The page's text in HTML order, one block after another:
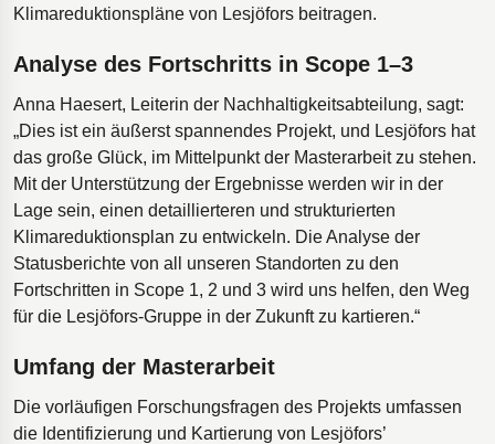
Klimareduktionspläne von Lesjöfors beitragen.
Analyse des Fortschritts in Scope 1–3
Anna Haesert, Leiterin der Nachhaltigkeitsabteilung, sagt:
„Dies ist ein äußerst spannendes Projekt, und Lesjöfors hat
das große Glück, im Mittelpunkt der Masterarbeit zu stehen.
Mit der Unterstützung der Ergebnisse werden wir in der
Lage sein, einen detaillierteren und strukturierten
Klimareduktionsplan zu entwickeln. Die Analyse der
Statusberichte von all unseren Standorten zu den
Fortschritten in Scope 1, 2 und 3 wird uns helfen, den Weg
für die Lesjöfors-Gruppe in der Zukunft zu kartieren.“
Umfang der Masterarbeit
Die vorläufigen Forschungsfragen des Projekts umfassen
die Identifizierung und Kartierung von Lesjöfors’